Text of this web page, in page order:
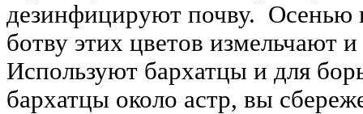
дезинфицируют почву. Осенью
ботву этих цветов измельчают
Используют бархатцы и для
бархатцы около астр, вы